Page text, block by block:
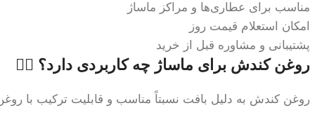
مناسب برای عطاری‌ها و مراکز ماساژ
امکان استعلام قیمت روز
پشتیبانی و مشاوره قبل از خرید
روغن کندش برای ماساژ چه کاربردی دارد؟ 💆‍♂️
روغن کندش به دلیل بافت نسبتاً مناسب و قابلیت ترکیب با